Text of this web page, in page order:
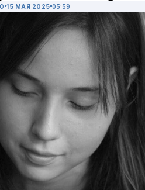
15 МАЯ 2025 05:59